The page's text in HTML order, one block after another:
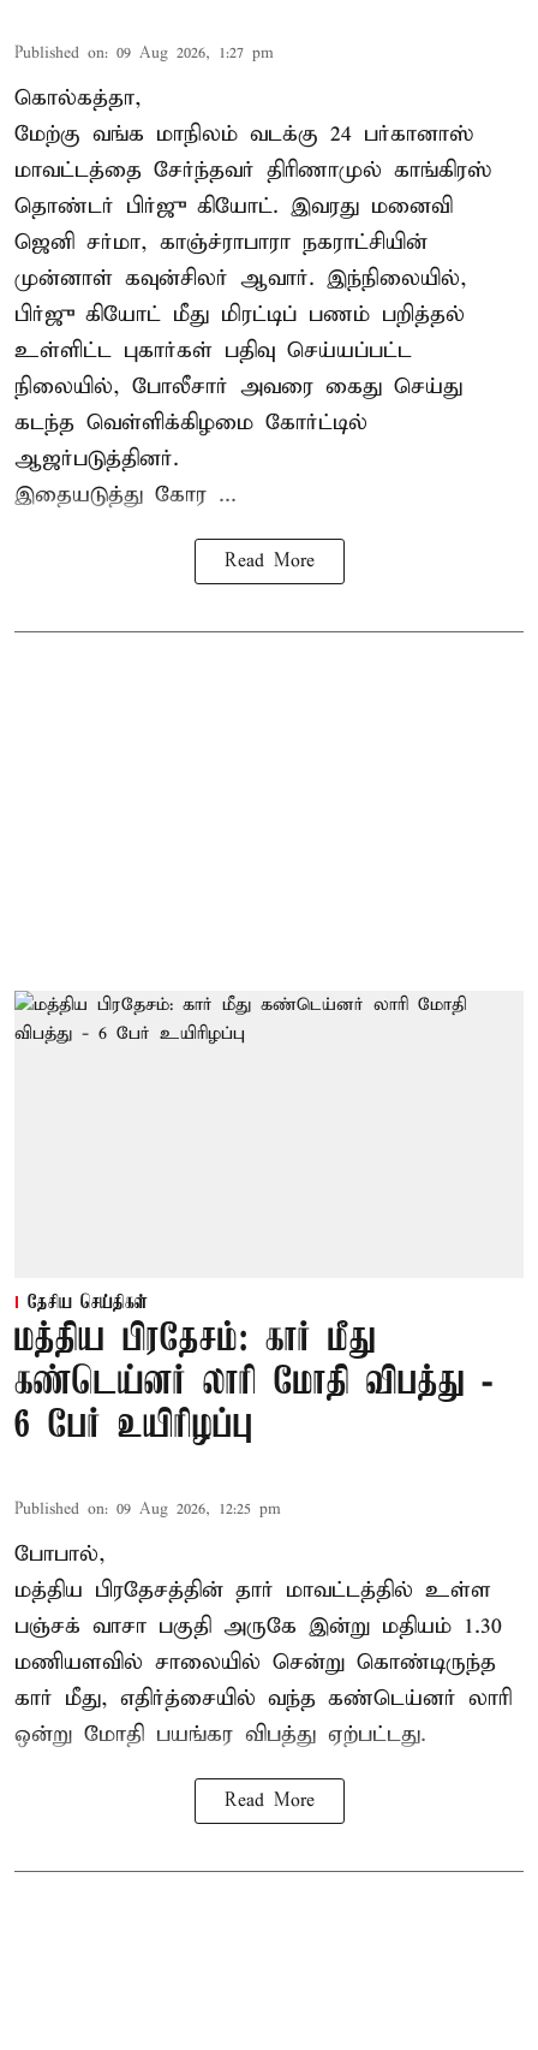
Published on: 09 Aug 2026, 1:27 pm
கொல்கத்தா,
மேற்கு வங்க மாநிலம் வடக்கு 24 பர்கானாஸ்
மாவட்டத்தை சேர்ந்தவர் திரிணாமுல் காங்கிரஸ்
தொண்டர் பிர்ஜு கியோட். இவரது மனைவி
ஜெனி சர்மா, காஞ்ச்ராபாரா நகராட்சியின்
முன்னாள் கவுன்சிலர் ஆவார். இந்நிலையில்,
பிர்ஜு கியோட் மீது மிரட்டிப் பணம் பறித்தல்
உள்ளிட்ட புகார்கள் பதிவு செய்யப்பட்ட
நிலையில், போலீசார் அவரை கைது செய்து
கடந்த வெள்ளிக்கிழமை கோர்ட்டில்
ஆஜர்படுத்தினர்.
இதையடுத்து கோர ...
Read More
தேசிய செய்திகள்
மத்திய பிரதேசம்: கார் மீது
கண்டெய்னர் லாரி மோதி விபத்து -
6 பேர் உயிரிழப்பு
Published on: 09 Aug 2026, 12:25 pm
போபால்,
மத்திய பிரதேசத்தின் தார் மாவட்டத்தில் உள்ள
பஞ்சக் வாசா பகுதி அருகே இன்று மதியம் 1.30
மணியளவில் சாலையில் சென்று கொண்டிருந்த
கார் மீது, எதிர்த்சையில் வந்த கண்டெய்னர் லாரி
ஒன்று மோதி பயங்கர விபத்து ஏற்பட்டது.
Read More